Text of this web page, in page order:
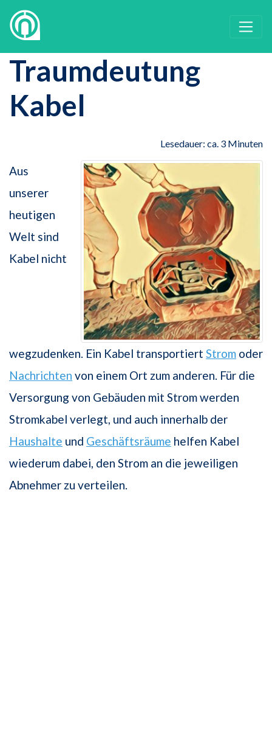
Traumdeutung
Kabel
Lesedauer: ca. 3 Minuten
Aus
unserer
heutigen
Welt sind
Kabel nicht
wegzudenken. Ein Kabel transportiert Strom oder
Nachrichten von einem Ort zum anderen. Für die
Versorgung von Gebäuden mit Strom werden
Stromkabel verlegt, und auch innerhalb der
Haushalte und Geschäftsräume helfen Kabel
wiederum dabei, den Strom an die jeweiligen
Abnehmer zu verteilen.